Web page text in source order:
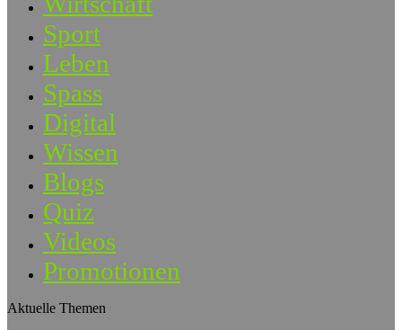
Sport
Leben
Spass
Digital
Wissen
Blogs
Quiz
Videos
Promotionen
Aktuelle Themen